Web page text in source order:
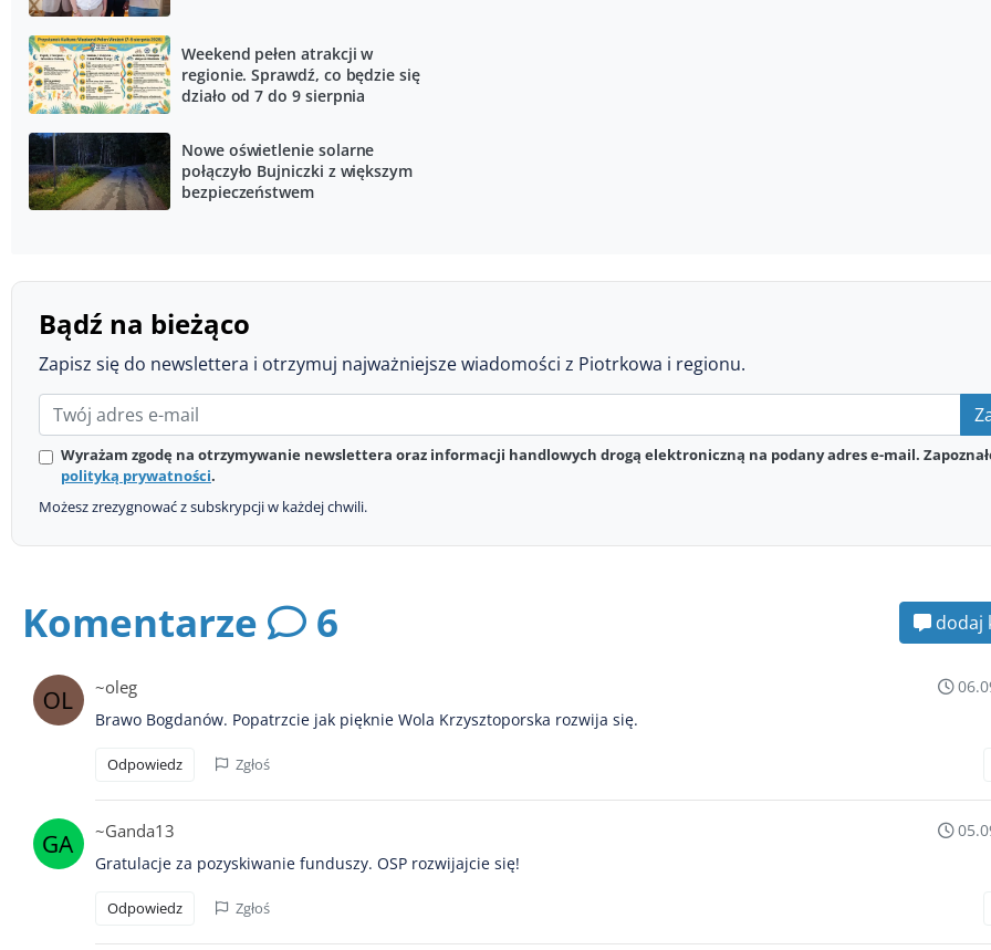
Weekend pełen atrakcji w
regionie. Sprawdź, co będzie się
działo od 7 do 9 sierpnia
Nowe oświetlenie solarne
połączyło Bujniczki z większym
bezpieczeństwem
Bądź na bieżąco
Zapisz się do newslettera i otrzymuj najważniejsze wiadomości z Piotrkowa i regionu.
Wyrażam zgodę na otrzymywanie newslettera oraz informacji handlowych drogą elektroniczną na podany adres e-mail.
polityką prywatności.
Możesz zrezygnować z subskrypcji w każdej chwili.
Komentarze 6 dodaj
~oleg
Brawo Bogdanów. Popatrzcie jak pięknie Wola Krzysztoporska rozwija się.
Odpowiedz Zgłoś
~Ganda13
Gratulacje za pozyskiwanie funduszy. OSP rozwijajcie się!
Odpowiedz Zgłoś